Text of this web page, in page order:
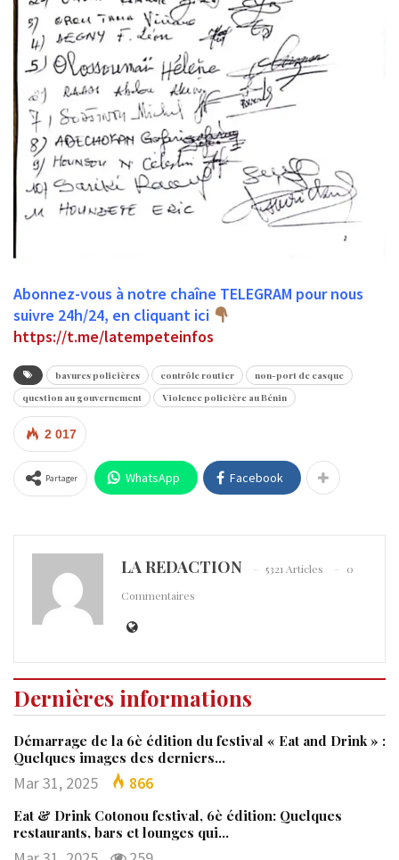
Abonnez-vous à notre chaîne TELEGRAM pour nous
suivre 24h/24, en cliquant ici
https://t.me/latempeteinfos
bavures policières contrôle routier
non-port de casque
question au gouvernement
Violence policière au Bénin
2 017
Partager WhatsApp Facebook
LA REDACTION 5321 Articles
0
Commentaires
Dernières informations
Démarrage de la 6è édition du festival « Eat and Drink » :
Quelques images des derniers…
Mar 31, 2025 866
Eat & Drink Cotonou festival, 6è édition: Quelques
restaurants, bars et lounges qui…